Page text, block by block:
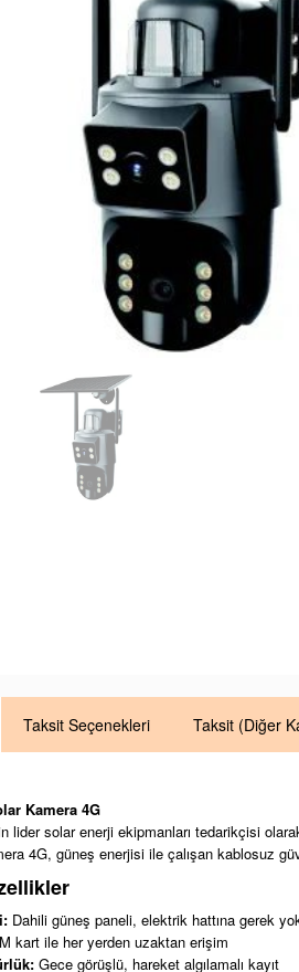
Taksit Seçenekleri Taksit (Diğer
Kamera 4G
lider solar enerji ekipmanları tedarikçisi
4G, güneş enerjisi ile çalışan kablosuz
Dahili güneş paneli, elektrik hattına gerek
kart ile her yerden uzaktan erişim
Gece görüşlü, hareket algılamalı kayıt